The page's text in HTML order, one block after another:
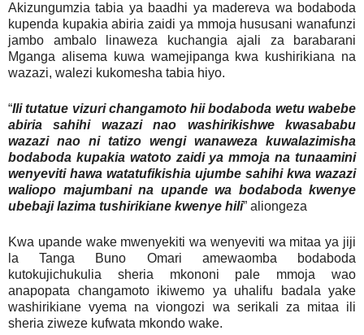
Akizungumzia tabia ya baadhi ya madereva wa bodaboda
kupenda kupakia abiria zaidi ya mmoja hususani wanafunzi
jambo ambalo linaweza kuchangia ajali za barabarani
Mganga alisema kuwa wamejipanga kwa kushirikiana na
wazazi, walezi kukomesha tabia hiyo.
“Ili tutatue vizuri changamoto hii bodaboda wetu wabebe
abiria sahihi wazazi nao washirikishwe kwasababu
wazazi nao ni tatizo wengi wanaweza kuwalazimisha
bodaboda kupakia watoto zaidi ya mmoja na tunaamini
wenyeviti hawa watatufikishia ujumbe sahihi kwa wazazi
waliopo majumbani na upande wa bodaboda kwenye
ubebaji lazima tushirikiane kwenye hili” aliongeza
Kwa upande wake mwenyekiti wa wenyeviti wa mitaa ya jiji
la Tanga Buno Omari amewaomba bodaboda
kutokujichukulia sheria mkononi pale mmoja wao
anapopata changamoto ikiwemo ya uhalifu badala yake
washirikiane vyema na viongozi wa serikali za mitaa ili
sheria ziweze kufwata mkondo wake.